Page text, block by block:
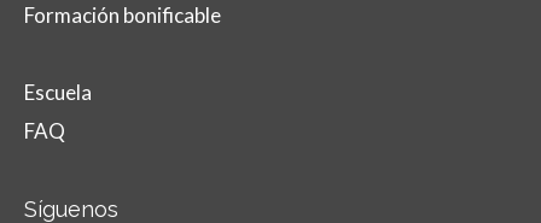
Formación bonificable
Escuela
FAQ
Síguenos